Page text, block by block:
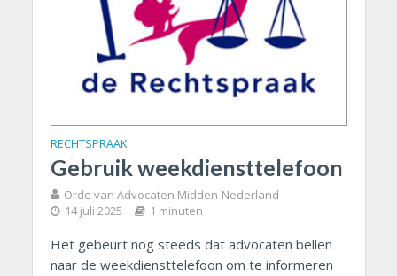
RECHTSPRAAK
Gebruik weekdiensttelefoon
Orde van Advocaten Midden-Nederland
14 juli 2025 1 minuten
Het gebeurt nog steeds dat advocaten bellen
naar de weekdiensttelefoon om te informeren